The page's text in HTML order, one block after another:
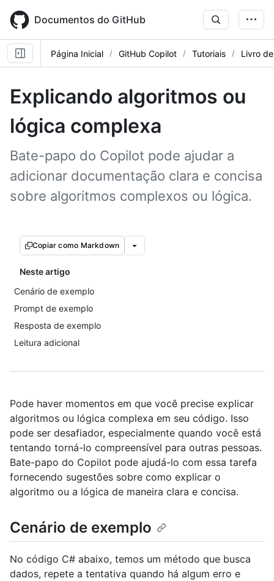
main
content
Documentos do GitHub
Página Inicial GitHub Copilot Tutoriais Livro
Explicando algoritmos ou
lógica complexa
Bate-papo do Copilot pode ajudar a
adicionar documentação clara e concisa
sobre algoritmos complexos ou lógica.
Copiar como Markdown
Neste artigo
Cenário de exemplo
Prompt de exemplo
Resposta de exemplo
Leitura adicional
Pode haver momentos em que você precise explicar
algoritmos ou lógica complexa em seu código. Isso
pode ser desafiador, especialmente quando você está
tentando torná-lo compreensível para outras pessoas.
Bate-papo do Copilot pode ajudá-lo com essa tarefa
fornecendo sugestões sobre como explicar o
algoritmo ou a lógica de maneira clara e concisa.
Cenário de exemplo
No código C# abaixo, temos um método que busca
dados, repete a tentativa quando há algum erro e